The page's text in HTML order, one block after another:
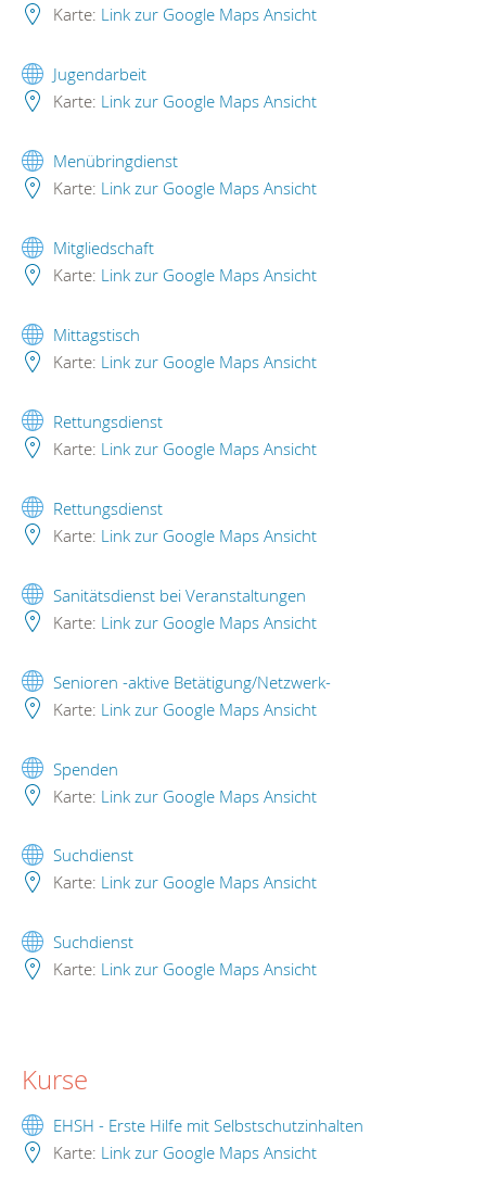
Karte: Link zur Google Maps Ansicht
Jugendarbeit
Karte: Link zur Google Maps Ansicht
Menübringdienst
Karte: Link zur Google Maps Ansicht
Mitgliedschaft
Karte: Link zur Google Maps Ansicht
Mittagstisch
Karte: Link zur Google Maps Ansicht
Rettungsdienst
Karte: Link zur Google Maps Ansicht
Rettungsdienst
Karte: Link zur Google Maps Ansicht
Sanitätsdienst bei Veranstaltungen
Karte: Link zur Google Maps Ansicht
Senioren -aktive Betätigung/Netzwerk-
Karte: Link zur Google Maps Ansicht
Spenden
Karte: Link zur Google Maps Ansicht
Suchdienst
Karte: Link zur Google Maps Ansicht
Suchdienst
Karte: Link zur Google Maps Ansicht
Kurse
EHSH - Erste Hilfe mit Selbstschutzinhalten
Karte: Link zur Google Maps Ansicht